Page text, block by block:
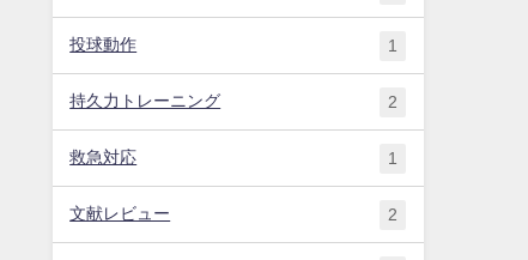
投球動作 1
持久力トレーニング 2
救急対応 1
文献レビュー 2